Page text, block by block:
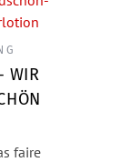
WIR
faire